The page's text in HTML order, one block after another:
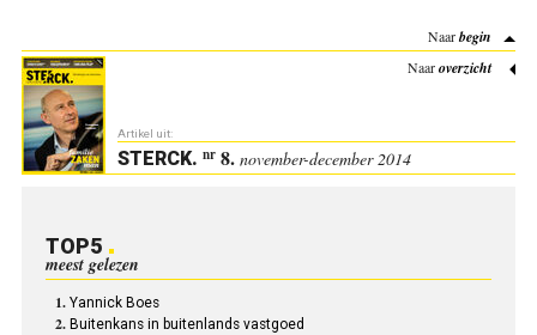
Naarbegin
Naaroverzicht
Artikel uit:
STERCK. nr8. november-december 2014
TOP5
meest gelezen
Yannick Boes
Buitenkans in buitenlands vastgoed